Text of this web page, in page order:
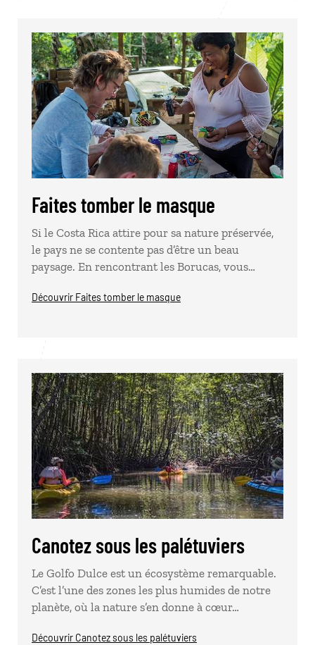
Faites tomber le masque
Si le Costa Rica attire pour sa nature préservée,
le pays ne se contente pas d’être un beau
paysage. En rencontrant les Borucas, vous…
Découvrir Faites tomber le masque
Canotez sous les palétuviers
Le Golfo Dulce est un écosystème remarquable.
C’est l’une des zones les plus humides de notre
planète, où la nature s’en donne à cœur…
Découvrir Canotez sous les palétuviers